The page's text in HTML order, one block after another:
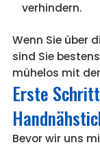
verhindern.
Wenn Sie über
sind Sie
mühelos mit
Erste
Bevor wir uns